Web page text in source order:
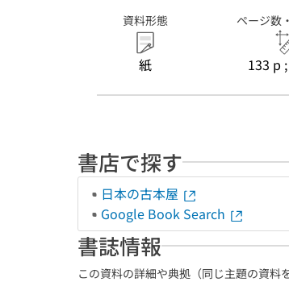
資料形態
紙
ページ数
133 p
書店で探す
日本の古本屋
Google Book Search
書誌情報
この資料の詳細や典拠（同じ主題の資料